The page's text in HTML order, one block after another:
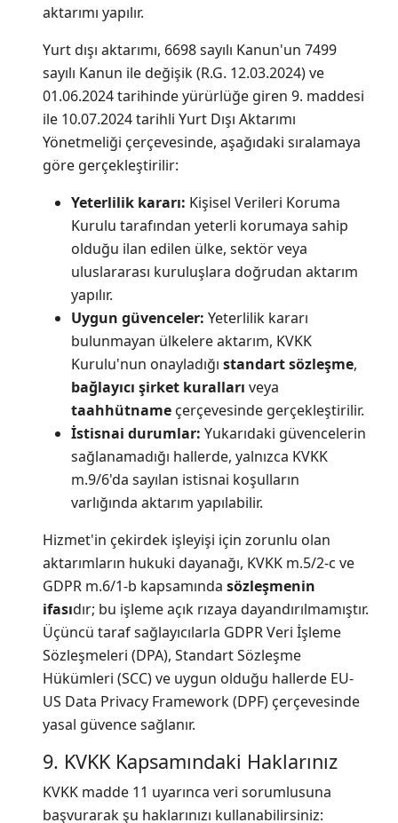
aktarımı yapılır.
Yurt dışı aktarımı, 6698 sayılı Kanun'un 7499
sayılı Kanun ile değişik (R.G. 12.03.2024) ve
01.06.2024 tarihinde yürürlüğe giren 9. maddesi
ile 10.07.2024 tarihli Yurt Dışı Aktarımı
Yönetmeliği çerçevesinde, aşağıdaki sıralamaya
göre gerçekleştirilir:
Yeterlilik kararı: Kişisel Verileri Koruma
Kurulu tarafından yeterli korumaya sahip
olduğu ilan edilen ülke, sektör veya
uluslararası kuruluşlara doğrudan aktarım
yapılır.
Uygun güvenceler: Yeterlilik kararı
bulunmayan ülkelere aktarım, KVKK
Kurulu'nun onayladığı standart sözleşme,
bağlayıcı şirket kuralları veya
taahhütname çerçevesinde gerçekleştirilir.
İstisnai durumlar: Yukarıdaki güvencelerin
sağlanamadığı hallerde, yalnızca KVKK
m.9/6'da sayılan istisnai koşulların
varlığında aktarım yapılabilir.
Hizmet'in çekirdek işleyişi için zorunlu olan
aktarımların hukuki dayanağı, KVKK m.5/2-c ve
GDPR m.6/1-b kapsamında sözleşmenin
ifasıdır; bu işleme açık rızaya dayandırılmamıştır.
Üçüncü taraf sağlayıcılarla GDPR Veri İşleme
Sözleşmeleri (DPA), Standart Sözleşme
Hükümleri (SCC) ve uygun olduğu hallerde EU-
US Data Privacy Framework (DPF) çerçevesinde
yasal güvence sağlanır.
9. KVKK Kapsamındaki Haklarınız
KVKK madde 11 uyarınca veri sorumlusuna
başvurarak şu haklarınızı kullanabilirsiniz: